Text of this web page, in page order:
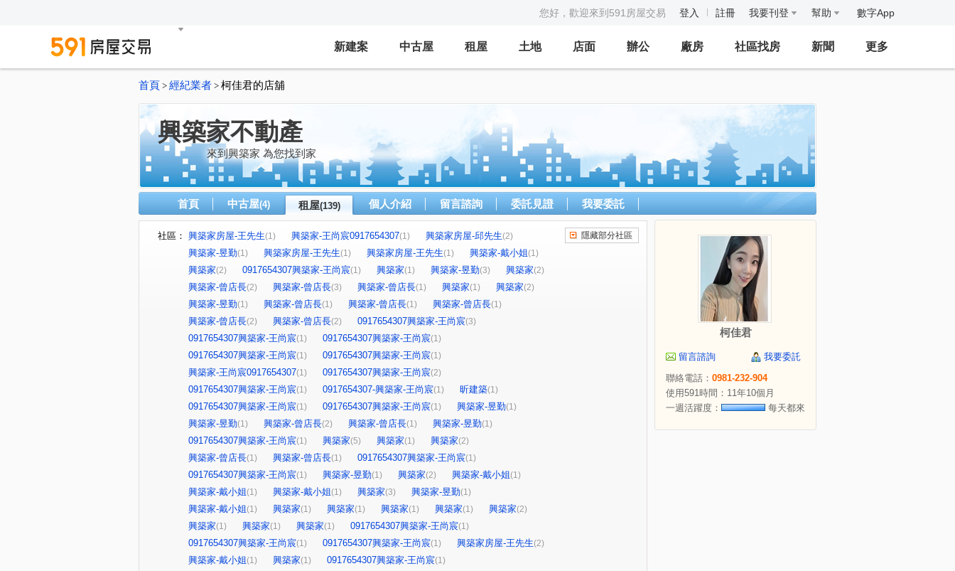
您好，歡迎來到591房屋交易 登入 註冊 我要刊登 幫助 數字App
新建案 中古屋 租屋 土地 店面 辦公 廠房 社區找房 新聞 更多
首頁 > 經紀業者 > 柯佳君的店舖
興築家不動產
來到興築家 為您找到家
首頁 中古屋(4) 租屋(139) 個人介紹 留言諮詢 委託見證 我要委託
社區： 興築家房屋-王先生(1) 興築家-王尚宸0917654307(1) 興築家房屋-邱先生(2)
興築家-昱勤(1) 興築家房屋-王先生(1) 興築家房屋-王先生(1) 興築家-戴小姐(1)
興築家(2) 0917654307興築家-王尚宸(1) 興築家(1) 興築家-昱勤(3) 興築家(2)
興築家-曾店長(2) 興築家-曾店長(3) 興築家-曾店長(1) 興築家(1) 興築家(2)
興築家-昱勤(1) 興築家-曾店長(1) 興築家-曾店長(1) 興築家-曾店長(1)
興築家-曾店長(2) 興築家-曾店長(2) 0917654307興築家-王尚宸(3)
0917654307興築家-王尚宸(1) 0917654307興築家-王尚宸(1)
0917654307興築家-王尚宸(1) 0917654307興築家-王尚宸(1)
興築家-王尚宸0917654307(1) 0917654307興築家-王尚宸(2)
0917654307興築家-王尚宸(1) 0917654307-興築家-王尚宸(1) 昕建築(1)
0917654307興築家-王尚宸(1) 0917654307興築家-王尚宸(1) 興築家-昱勤(1)
興築家-昱勤(1) 興築家-曾店長(2) 興築家-曾店長(1) 興築家-昱勤(1)
0917654307興築家-王尚宸(1) 興築家(5) 興築家(1) 興築家(2)
興築家-曾店長(1) 興築家-曾店長(1) 0917654307興築家-王尚宸(1)
0917654307興築家-王尚宸(1) 興築家-昱勤(1) 興築家(2) 興築家-戴小姐(1)
興築家-戴小姐(1) 興築家-戴小姐(1) 興築家(3) 興築家-昱勤(1)
興築家-戴小姐(1) 興築家(1) 興築家(1) 興築家(1) 興築家(1) 興築家(2)
興築家(1) 興築家(1) 興築家(1) 0917654307興築家-王尚宸(1)
0917654307興築家-王尚宸(1) 0917654307興築家-王尚宸(1) 興築家房屋-王先生(2)
興築家-戴小姐(1) 興築家(1) 0917654307興築家-王尚宸(1)
隱藏部分社區
柯佳君
留言諮詢
我要委託
聯絡電話： 0981-232-904
使用591時間：11年10個月
一週活躍度：
每天都來